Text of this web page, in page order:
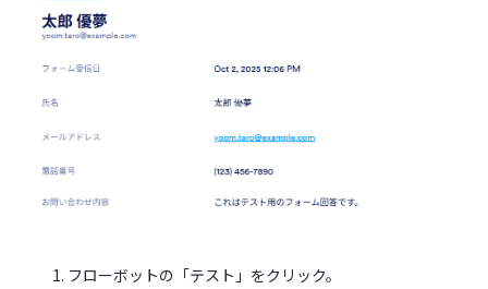
フローボットの「テスト」をクリック。